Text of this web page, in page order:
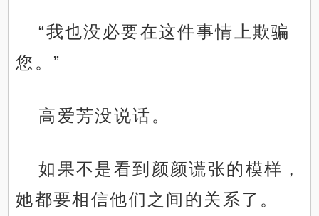
“我也没必要在这件事情上欺骗
您。”
高爱芳没说话。
如果不是看到颜颜谎张的模样，
她都要相信他们之间的关系了。